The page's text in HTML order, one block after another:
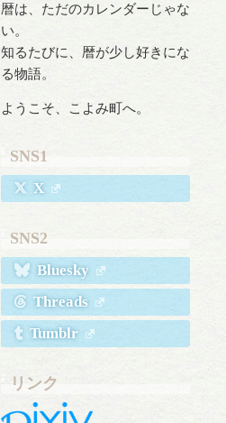
暦は、ただのカレンダーじゃな
い。
知るたびに、暦が少し好きにな
る物語。
ようこそ、こよみ町へ。
SNS1
X
SNS2
Bluesky
Threads
Tumblr
リンク